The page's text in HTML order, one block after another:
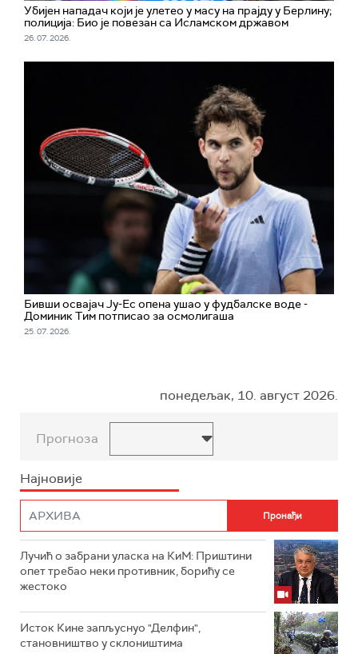
Убијен нападач који је улетео у масу на прајду у Берлину;
полиција: Био је повезан са Исламском државом
26. 07. 2026.
Бивши освајач Ју-Ес опена ушао у фудбалске воде -
Доминик Тим потписао за осмолигаша
25. 07. 2026.
понедељак, 10. август 2026.
Прогноза
Најновије
Лучић о забрани уласка на КиМ: Приштини
опет требао неки противник, борићу се
жестоко
Исток Кине запљуснуо "Делфин",
становништво у склоништима